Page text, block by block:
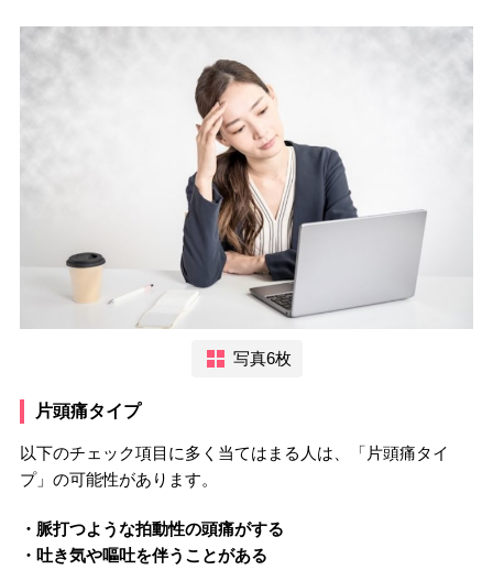
写真6枚
片頭痛タイプ
以下のチェック項目に多く当てはまる人は、「片頭痛タイ
プ」の可能性があります。
・脈打つような拍動性の頭痛がする
・吐き気や嘔吐を伴うことがある